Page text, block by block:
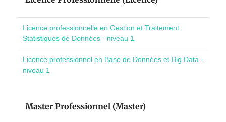
Licence professionnelle en Gestion et Traitement
Statistiques de Données - niveau 1
Licence professionnel en Base de Données et Big Data -
niveau 1
Master Professionnel (Master)